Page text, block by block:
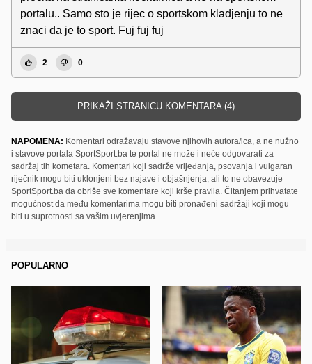
portalu.. Samo sto je rijec o sportskom kladjenju to ne
znaci da je to sport. Fuj fuj fuj
2 0
PRIKAŽI STRANICU KOMENTARA (4)
NAPOMENA: Komentari odražavaju stavove njihovih autora/ica, a ne nužno
i stavove portala SportSport.ba te portal ne može i neće odgovarati za
sadržaj tih kometara. Komentari koji sadrže vrijeđanja, psovanja i vulgaran
riječnik mogu biti uklonjeni bez najave i objašnjenja, ali to ne obavezuje
SportSport.ba da obriše sve komentare koji krše pravila. Čitanjem prihvatate
mogućnost da među komentarima mogu biti pronađeni sadržaji koji mogu
biti u suprotnosti sa vašim uvjerenjima.
POPULARNO